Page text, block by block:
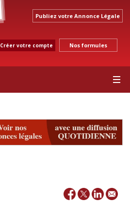
Publiez votre Annonce Légale
Créer votre compte Nos formules